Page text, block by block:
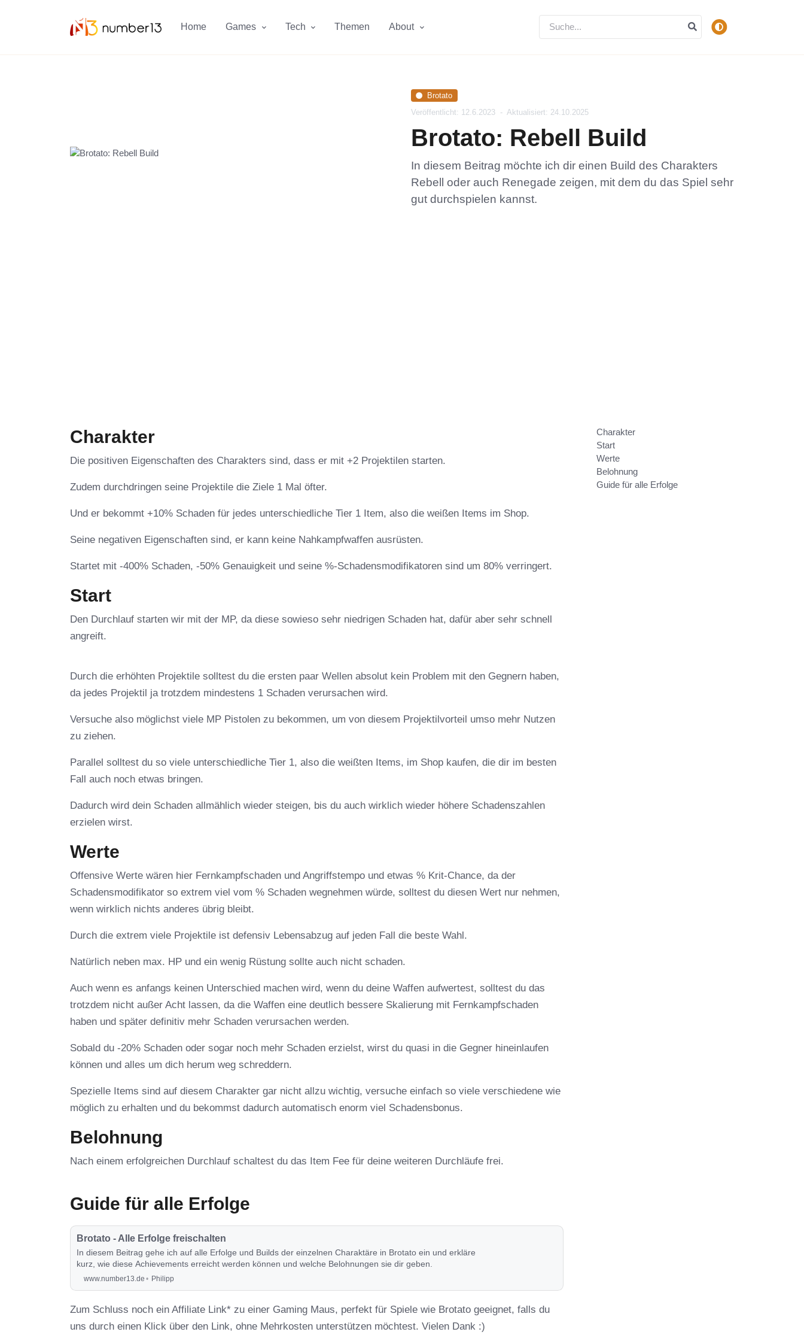
Home Games Tech Themen About
Brotato
Veröffentlicht: 12.6.2023 - Aktualisiert: 24.10.2025
Brotato: Rebell Build
In diesem Beitrag möchte ich dir einen Build des Charakters
Rebell oder auch Renegade zeigen, mit dem du das Spiel sehr
gut durchspielen kannst.
Charakter
Die positiven Eigenschaften des Charakters sind, dass er mit +2 Projektilen starten.
Zudem durchdringen seine Projektile die Ziele 1 Mal öfter.
Und er bekommt +10% Schaden für jedes unterschiedliche Tier 1 Item, also die weißen Items im Shop.
Seine negativen Eigenschaften sind, er kann keine Nahkampfwaffen ausrüsten.
Startet mit -400% Schaden, -50% Genauigkeit und seine %-Schadensmodifikatoren sind um 80% verringert.
Start
Den Durchlauf starten wir mit der MP, da diese sowieso sehr niedrigen Schaden hat, dafür aber sehr schnell
angreift.
Durch die erhöhten Projektile solltest du die ersten paar Wellen absolut kein Problem mit den Gegnern haben,
da jedes Projektil ja trotzdem mindestens 1 Schaden verursachen wird.
Versuche also möglichst viele MP Pistolen zu bekommen, um von diesem Projektilvorteil umso mehr Nutzen
zu ziehen.
Parallel solltest du so viele unterschiedliche Tier 1, also die weißten Items, im Shop kaufen, die dir im besten
Fall auch noch etwas bringen.
Dadurch wird dein Schaden allmählich wieder steigen, bis du auch wirklich wieder höhere Schadenszahlen
erzielen wirst.
Werte
Offensive Werte wären hier Fernkampfschaden und Angriffstempo und etwas % Krit-Chance, da der
Schadensmodifikator so extrem viel vom % Schaden wegnehmen würde, solltest du diesen Wert nur nehmen,
wenn wirklich nichts anderes übrig bleibt.
Durch die extrem viele Projektile ist defensiv Lebensabzug auf jeden Fall die beste Wahl.
Natürlich neben max. HP und ein wenig Rüstung sollte auch nicht schaden.
Auch wenn es anfangs keinen Unterschied machen wird, wenn du deine Waffen aufwertest, solltest du das
trotzdem nicht außer Acht lassen, da die Waffen eine deutlich bessere Skalierung mit Fernkampfschaden
haben und später definitiv mehr Schaden verursachen werden.
Sobald du -20% Schaden oder sogar noch mehr Schaden erzielst, wirst du quasi in die Gegner hineinlaufen
können und alles um dich herum weg schreddern.
Spezielle Items sind auf diesem Charakter gar nicht allzu wichtig, versuche einfach so viele verschiedene wie
möglich zu erhalten und du bekommst dadurch automatisch enorm viel Schadensbonus.
Belohnung
Nach einem erfolgreichen Durchlauf schaltest du das Item Fee für deine weiteren Durchläufe frei.
Guide für alle Erfolge
Brotato - Alle Erfolge freischalten
In diesem Beitrag gehe ich auf alle Erfolge und Builds der einzelnen Charaktäre in Brotato ein und erkläre
kurz, wie diese Achievements erreicht werden können und welche Belohnungen sie dir geben.
www.number13.de Philipp
Zum Schluss noch ein Affiliate Link* zu einer Gaming Maus, perfekt für Spiele wie Brotato geeignet, falls du
uns durch einen Klick über den Link, ohne Mehrkosten unterstützen möchtest. Vielen Dank :)
Charakter
Start
Werte
Belohnung
Guide für alle Erfolge